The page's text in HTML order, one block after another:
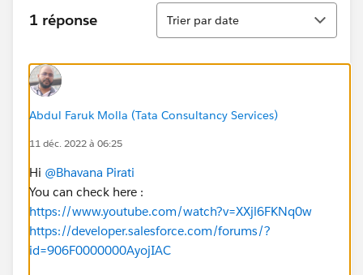
1 réponse
Tri
Trier par date
Abdul Faruk Molla (Tata Consultancy Services)
11 déc. 2022 à 06:25
Hi @Bhavana Pirati
You can check here :
https://www.youtube.com/watch?v=XXjl6FKNq0w
https://developer.salesforce.com/forums/?
id=906F0000000AyojIAC